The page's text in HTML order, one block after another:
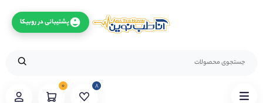
۰ ۸
پشتیبانی در روبیکا